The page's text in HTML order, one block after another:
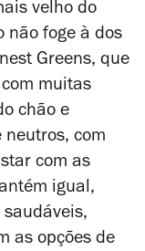
velho do
não foge à dos
Greens, que
muitas
chão e
neutros, com
com as
igual,
as opções de